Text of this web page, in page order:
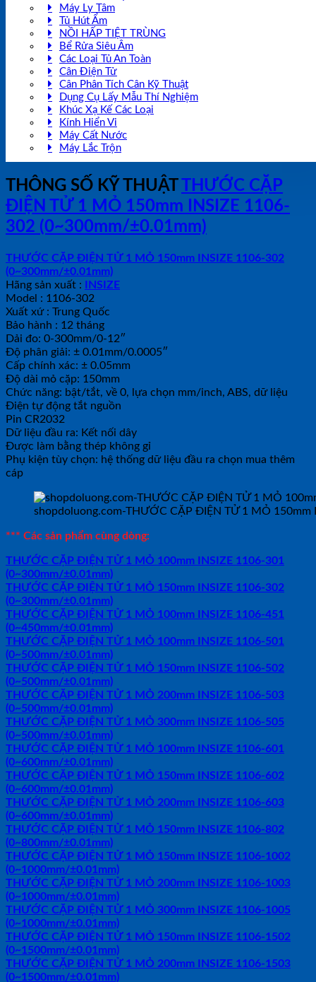
Máy Ly Tâm
Tủ Hút Ẩm
NỒI HẤP TIỆT TRÙNG
Bể Rửa Siêu Âm
Các Loại Tủ An Toàn
Cân Điện Tử
Cân Phân Tích Cân Kỹ Thuật
Dụng Cụ Lấy Mẫu Thí Nghiệm
Khúc Xạ Kế Các Loại
Kính Hiển Vi
Máy Cất Nước
Máy Lắc Trộn
THÔNG SỐ KỸ THUẬT THƯỚC CẶP
ĐIỆN TỬ 1 MỎ 150mm INSIZE 1106-
302 (0~300mm/±0.01mm)
THƯỚC CẶP ĐIỆN TỬ 1 MỎ 150mm INSIZE 1106-302
(0~300mm/±0.01mm)
Hãng sản xuất : INSIZE
Model : 1106-302
Xuất xứ : Trung Quốc
Bảo hành : 12 tháng
Dải đo: 0-300mm/0-12″
Độ phân giải: ± 0.01mm/0.0005″
Cấp chính xác: ± 0.05mm
Độ dài mỏ cặp: 150mm
Chức năng: bật/tắt, về 0, lựa chọn mm/inch, ABS, dữ liệu
Điện tự động tắt nguồn
Pin CR2032
Dữ liệu đầu ra: Kết nối dây
Được làm bằng thép không gỉ
Phụ kiện tùy chọn: hệ thống dữ liệu đầu ra chọn mua thêm
cáp
shopdoluong.com-THƯỚC CẶP ĐIỆN TỬ 1 MỎ 150mm
*** Các sản phẩm cùng dòng:
THƯỚC CẶP ĐIỆN TỬ 1 MỎ 100mm INSIZE 1106-301
(0~300mm/±0.01mm)
THƯỚC CẶP ĐIỆN TỬ 1 MỎ 150mm INSIZE 1106-302
(0~300mm/±0.01mm)
THƯỚC CẶP ĐIỆN TỬ 1 MỎ 100mm INSIZE 1106-451
(0~450mm/±0.01mm)
THƯỚC CẶP ĐIỆN TỬ 1 MỎ 100mm INSIZE 1106-501
(0~500mm/±0.01mm)
THƯỚC CẶP ĐIỆN TỬ 1 MỎ 150mm INSIZE 1106-502
(0~500mm/±0.01mm)
THƯỚC CẶP ĐIỆN TỬ 1 MỎ 200mm INSIZE 1106-503
(0~500mm/±0.01mm)
THƯỚC CẶP ĐIỆN TỬ 1 MỎ 300mm INSIZE 1106-505
(0~500mm/±0.01mm)
THƯỚC CẶP ĐIỆN TỬ 1 MỎ 100mm INSIZE 1106-601
(0~600mm/±0.01mm)
THƯỚC CẶP ĐIỆN TỬ 1 MỎ 150mm INSIZE 1106-602
(0~600mm/±0.01mm)
THƯỚC CẶP ĐIỆN TỬ 1 MỎ 200mm INSIZE 1106-603
(0~600mm/±0.01mm)
THƯỚC CẶP ĐIỆN TỬ 1 MỎ 150mm INSIZE 1106-802
(0~800mm/±0.01mm)
THƯỚC CẶP ĐIỆN TỬ 1 MỎ 150mm INSIZE 1106-1002
(0~1000mm/±0.01mm)
THƯỚC CẶP ĐIỆN TỬ 1 MỎ 200mm INSIZE 1106-1003
(0~1000mm/±0.01mm)
THƯỚC CẶP ĐIỆN TỬ 1 MỎ 300mm INSIZE 1106-1005
(0~1000mm/±0.01mm)
THƯỚC CẶP ĐIỆN TỬ 1 MỎ 150mm INSIZE 1106-1502
(0~1500mm/±0.01mm)
THƯỚC CẶP ĐIỆN TỬ 1 MỎ 200mm INSIZE 1106-1503
(0~1500mm/±0.01mm)